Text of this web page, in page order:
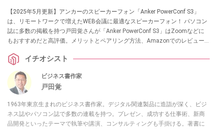
【2025年5月更新】アンカーのスピーカーフォン「Anker PowerConf S3」
は、リモートワークで増えたWEB会議に最適なスピーカーフォン！ パソコン
誌に多数の掲載を持つ戸田覚さんが「Anker PowerConf S3」はZoomなどに
もおすすめだと高評価。メリットとペアリング方法、Amazonでのレビュー
イチオシスト
ビジネス書作家
戸田覚
1963年東京生まれのビジネス書作家。デジタル関連製品に造詣が深く、ビジ
ネス誌やパソコン誌で多数の連載を持つ。プレゼン、成功する仕事術、新商
品開発といったテーマで執筆や講演、コンサルティングも手掛ける。著書に